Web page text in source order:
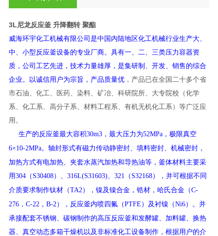
3L尼龙反应釜 升降翻转 聚酯
威海环宇化工机械有限公司是中国内陆地区化工机械行业生产大、
中、小型反应釜设备的专业厂商。具有一、二、三类压力容器资
质，公司工艺先进，技术力量雄厚，是集研制、开发、销售的综合
企业。以诚信用户为宗旨，产品质量优，产品已在全国二十多个省
市石油、化工、医药、染料、矿冶、科研院所、大专院校（化学
系、化工系、高分子系、材料工程系、有机无机化工系）等广泛应
用。
生产的反应釜最大容积30m3，最大压力为52MPa，极限真空
6×10-2MPa。轴封形式有磁力传动静密封、填料密封、机械密封，
加热方式有电加热、夹套水蒸汽加热和导热油等，釜体材料主要采
用304（ S30408）、 316L(S31603) 321 （ S32168），并可根据不同
介质要求制作钛材（TA2 ），镍及镍合金，锆材，哈氏合金（C-
276， C-22 ， B-2 ），反应釜内喷四氟（PTFE ）及衬镍（Ni6）。并
承接配套不锈钢、碳钢制作的高压反应釜和发酵罐、加料罐、换热
器、真空动态多箱干燥机以及非标准化工设备制作，根据用户的介